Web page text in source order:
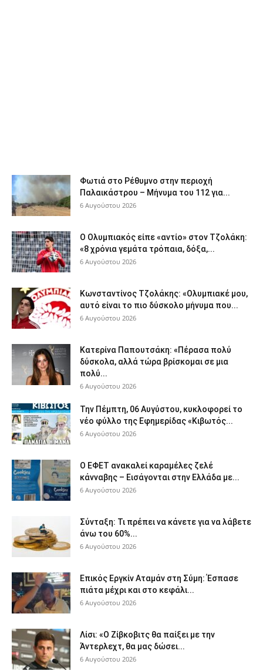
Φωτιά στο Ρέθυμνο στην περιοχή
Παλαικάστρου – Μήνυμα του 112 για...
6 Αυγούστου 2026
Ο Ολυμπιακός είπε «αντίο» στον Τζολάκη:
«8 χρόνια γεμάτα τρόπαια, δόξα,...
6 Αυγούστου 2026
Κωνσταντίνος Τζολάκης: «Ολυμπιακέ μου,
αυτό είναι το πιο δύσκολο μήνυμα που...
6 Αυγούστου 2026
Κατερίνα Παπουτσάκη: «Πέρασα πολύ
δύσκολα, αλλά τώρα βρίσκομαι σε μια
πολύ...
6 Αυγούστου 2026
Την Πέμπτη, 06 Αυγύστου, κυκλοφορεί το
νέο φύλλο της Εφημερίδας «Κιβωτός...
6 Αυγούστου 2026
Ο ΕΦΕΤ ανακαλεί καραμέλες ζελέ
κάνναβης – Εισάγονται στην Ελλάδα με...
6 Αυγούστου 2026
Σύνταξη: Τι πρέπει να κάνετε για να λάβετε
άνω του 60%...
6 Αυγούστου 2026
Επικός Εργκίν Αταμάν στη Σύμη: Έσπασε
πιάτα μέχρι και στο κεφάλι...
6 Αυγούστου 2026
Λίσι: «Ο Ζίβκοβιτς θα παίξει με την
Άντερλεχτ, θα μας δώσει...
6 Αυγούστου 2026